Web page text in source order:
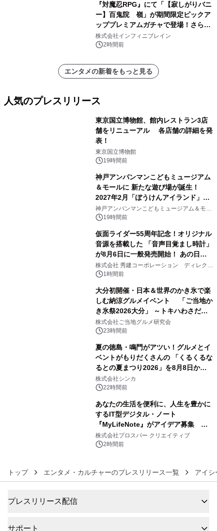
『対魔忍RPG』にて「【寂しがりバニ
ー】百鬼院 嶺」が期間限定ピックア
ッププレミアムガチャで登場！さらに
マップイベント「バニーとヨミハラク
ライシス」が開催！
株式会社インフィニブレイン
2時間前
エンタメの新着をもっと見る
人気のプレスリリース
東京国立博物館、館内レストラン3店
舗をリニューアル 各店舗の詳細を発
表！
東京国立博物館
19時間前
神戸アンパンマンこどもミュージアム
＆モールに 新たな遊び場が誕生！
2027年2月「ぼうけんアイランド」が
オープン
神戸アンパンマンこどもミュージアム＆モー
ル 19時間前
仮面ライダー55周年記念！オリジナル
音源を搭載した 「音声目覚まし時計」
が8月6日に一般発売開始！ あの日の
大興奮が今甦る
株式会社 秀建コーポレーション ディレクト
アートギャラリー
1時間前
大分初開催・日本＆世界のかき氷で楽
しむ納涼グルメイベント 「ご当地か
き氷祭2026大分」 ～トキハわさだタ
ウンで8月21日～31日まで11日間限定
開催～
株式会社ご当地グルメ研究会
23時間前
夏の徳島・鳴門がアツい！グルメとイ
ベントがもりだくさんの 「くるくるな
るとの夏まつり2026」を8月8日から9
日間開催 ～夏限定メニューや大抽選
会、大学芋スティックの振る舞いも～
株式会社シンカ
22時間前
あなたの生活を便利に、人生を豊かに
するIT型デジタル・ノート
『MyLifeNote』がアイデア募集 優
秀賞100名に1年間無償試用
株式会社プロスパー クリエイティブ
2時間前
トップ エンタメ・カルチャーのプレスリリース一覧 アイシ
プレスリリース配信
サポート